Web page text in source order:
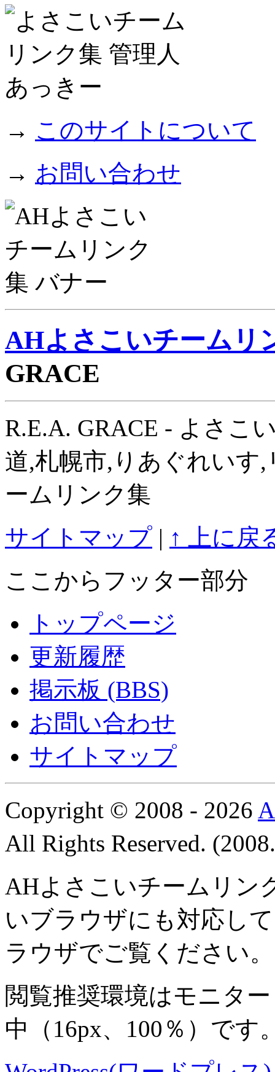
→ このサイトについて
→ お問い合わせ
AHよさこいチームリ
GRACE
R.E.A. GRACE - よさこ
道,札幌市,りあぐれいす
ームリンク集
サイトマップ | ↑ 上に戻
ここからフッター部分
トップページ
更新履歴
掲示板 (BBS)
お問い合わせ
サイトマップ
Copyright © 2008 - 2026
All Rights Reserved.
AHよさこいチームリン
いブラウザにも対応し
ラウザでご覧ください。
閲覧推奨環境はモニター
中
（16px、100％）です